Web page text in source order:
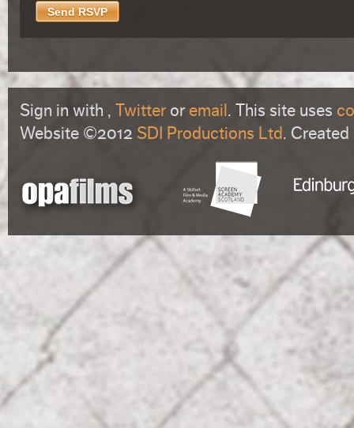
Sign in with , Twitter or email . This site uses
Website ©2012 SDI Productions Ltd.